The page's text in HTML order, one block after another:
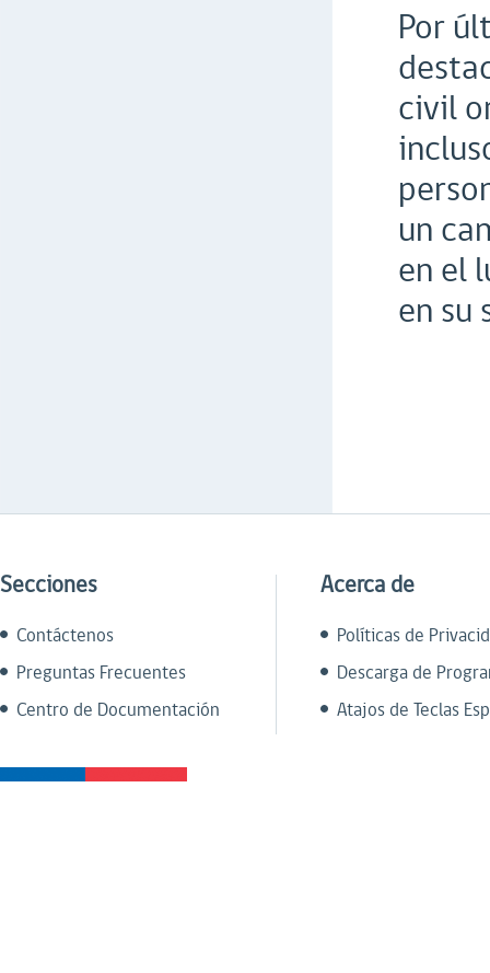
Por
civil
un
en el
en su
Secciones
Contáctenos
Preguntas Frecuentes
Centro de Documentación
Acerca de
Políticas de
Descarga de
Atajos de Teclas